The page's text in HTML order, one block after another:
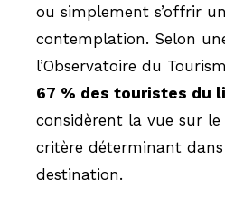
ou simplement s’offrir
contemplation. Selon
l’Observatoire du
67 % des touristes du
considèrent la vue sur
critère déterminant
destination.